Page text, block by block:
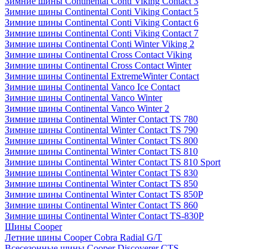
Зимние шины Continental Conti Viking Contact 5
Зимние шины Continental Conti Viking Contact 6
Зимние шины Continental Conti Viking Contact 7
Зимние шины Continental Conti Winter Viking 2
Зимние шины Continental Cross Contact Viking
Зимние шины Continental Cross Contact Winter
Зимние шины Continental ExtremeWinter Contact
Зимние шины Continental Vanco Ice Contact
Зимние шины Continental Vanco Winter
Зимние шины Continental Vanco Winter 2
Зимние шины Continental Winter Contact TS 780
Зимние шины Continental Winter Contact TS 790
Зимние шины Continental Winter Contact TS 800
Зимние шины Continental Winter Contact TS 810
Зимние шины Continental Winter Contact TS 810 Sport
Зимние шины Continental Winter Contact TS 830
Зимние шины Continental Winter Contact TS 850
Зимние шины Continental Winter Contact TS 850P
Зимние шины Continental Winter Contact TS 860
Зимние шины Continental Winter Contact TS-830P
Шины Cooper
Летние шины Cooper Cobra Radial G/T